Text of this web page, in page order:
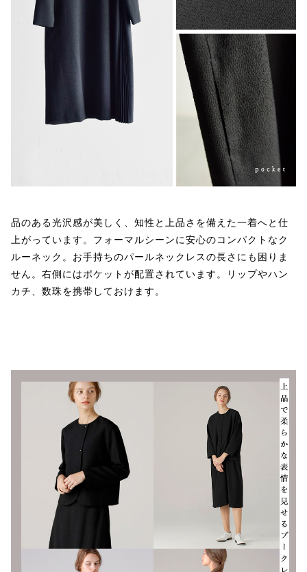
品のある光沢感が美しく、知性と上品さを備えた一着へと仕
上がっています。フォーマルシーンに安心のコンパクトなク
ルーネック。お手持ちのパールネックレスの長さにも困りま
せん。右側にはポケットが配置されています。リップやハン
カチ、数珠を携帯しておけます。